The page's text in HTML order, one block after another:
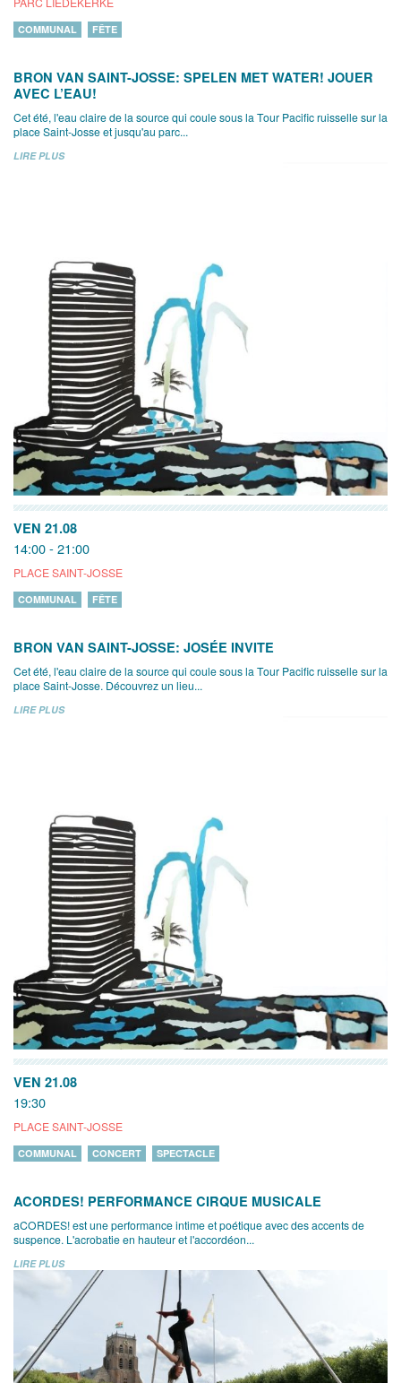
COMMUNAL FÊTE
BRON VAN SAINT-JOSSE: SPELEN MET WATER! JOUER
AVEC L’EAU!
Cet été, l'eau claire de la source qui coule sous la Tour Pacific ruisselle sur la
place Saint-Josse et jusqu'au parc...
LIRE PLUS
VEN 21.08
14:00 - 21:00
PLACE SAINT-JOSSE
COMMUNAL FÊTE
BRON VAN SAINT-JOSSE: JOSÉE INVITE
Cet été, l'eau claire de la source qui coule sous la Tour Pacific ruisselle sur la
place Saint-Josse. Découvrez un lieu...
LIRE PLUS
VEN 21.08
19:30
PLACE SAINT-JOSSE
COMMUNAL CONCERT SPECTACLE
ACORDES! PERFORMANCE CIRQUE MUSICALE
aCORDES! est une performance intime et poétique avec des accents de
suspence. L'acrobatie en hauteur et l'accordéon...
LIRE PLUS